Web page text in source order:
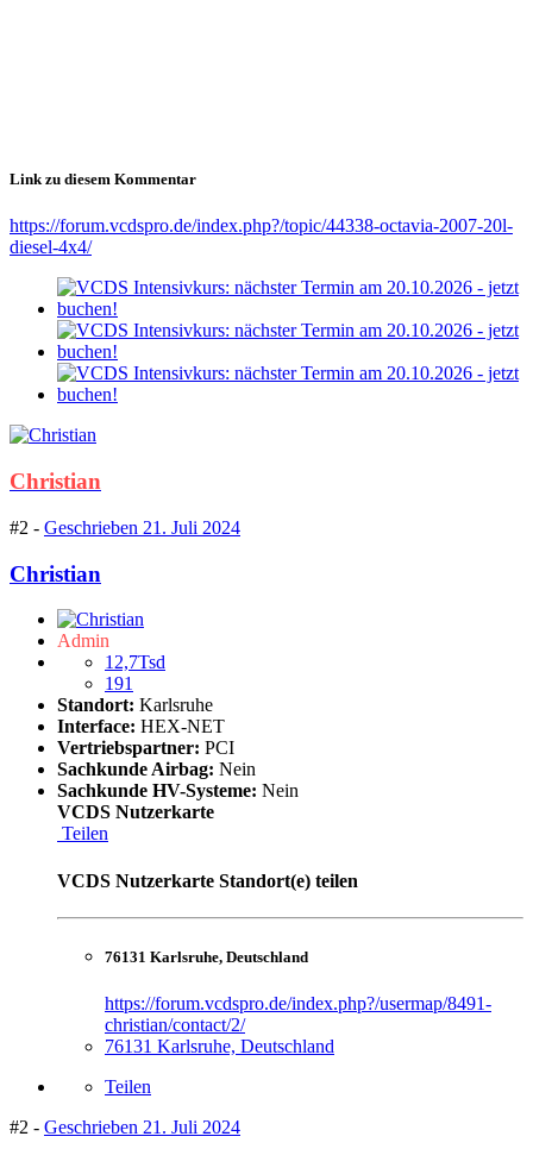
Link zu diesem Kommentar
https://forum.vcdspro.de/index.php?/topic/44338-octavia-2007-20l-
diesel-4x4/
Christian
#2 - Geschrieben 21. Juli 2024
Christian
Admin
12,7Tsd
191
Standort: Karlsruhe
Interface: HEX-NET
Vertriebspartner: PCI
Sachkunde Airbag: Nein
Sachkunde HV-Systeme: Nein
VCDS Nutzerkarte
Teilen
VCDS Nutzerkarte Standort(e) teilen
76131 Karlsruhe, Deutschland
https://forum.vcdspro.de/index.php?/usermap/8491-
christian/contact/2/
76131 Karlsruhe, Deutschland
Teilen
#2 - Geschrieben 21. Juli 2024